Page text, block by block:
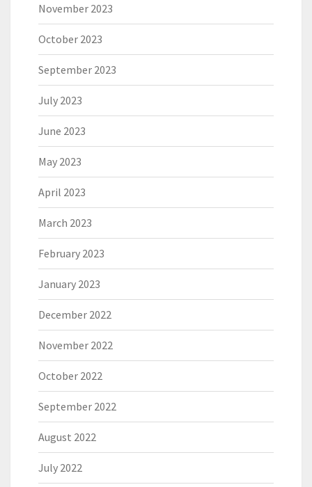
November 2023
October 2023
September 2023
July 2023
June 2023
May 2023
April 2023
March 2023
February 2023
January 2023
December 2022
November 2022
October 2022
September 2022
August 2022
July 2022